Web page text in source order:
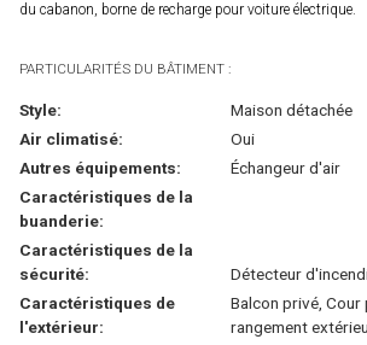
du cabanon, borne de recharge pour voiture électrique.
PARTICULARITÉS DU BÂTIMENT :
Style:
Maison détachée
Air climatisé:
Oui
Autres équipements:
Échangeur d'air
Caractéristiques de la
buanderie:
Caractéristiques de la
sécurité:
Détecteur
Caractéristiques de
l'extérieur:
Balcon privé, Cour
rangement